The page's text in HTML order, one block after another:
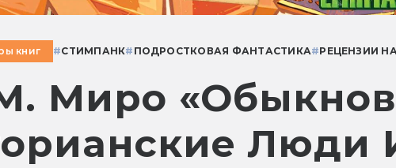
книг #СТИМПАНК# ПОДРОСТКОВАЯ ФАНТАСТИКА#РЕЦЕНЗИИ
Миро
Люди